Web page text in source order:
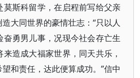
莫斯科留学，在启程前写给父亲
大同世界的豪情壮志：“只以人
勇男儿事，况现今社会存亡生
造成大福家世界，同天共乐，
和责任，达此便算成功。”信中